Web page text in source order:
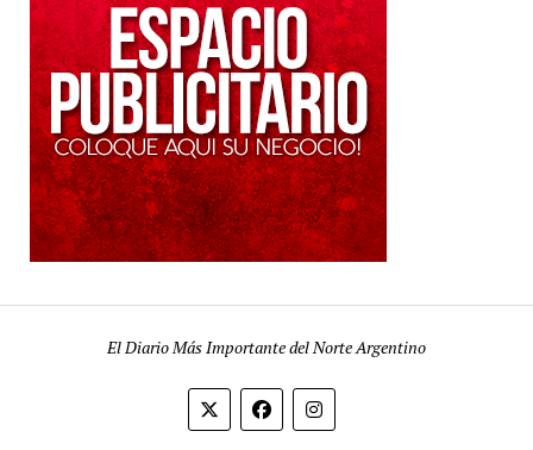
El Diario Más Importante del Norte Argentino